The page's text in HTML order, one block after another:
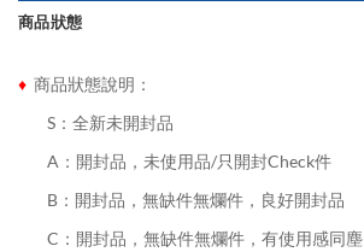
商品狀態
♦ 商品狀態說明：
S：全新未開封品
A：開封品，未使用品/只開封Check件
B：開封品，無缺件無爛件，良好開封品
C：開封品，無缺件無爛件，有使用感同塵